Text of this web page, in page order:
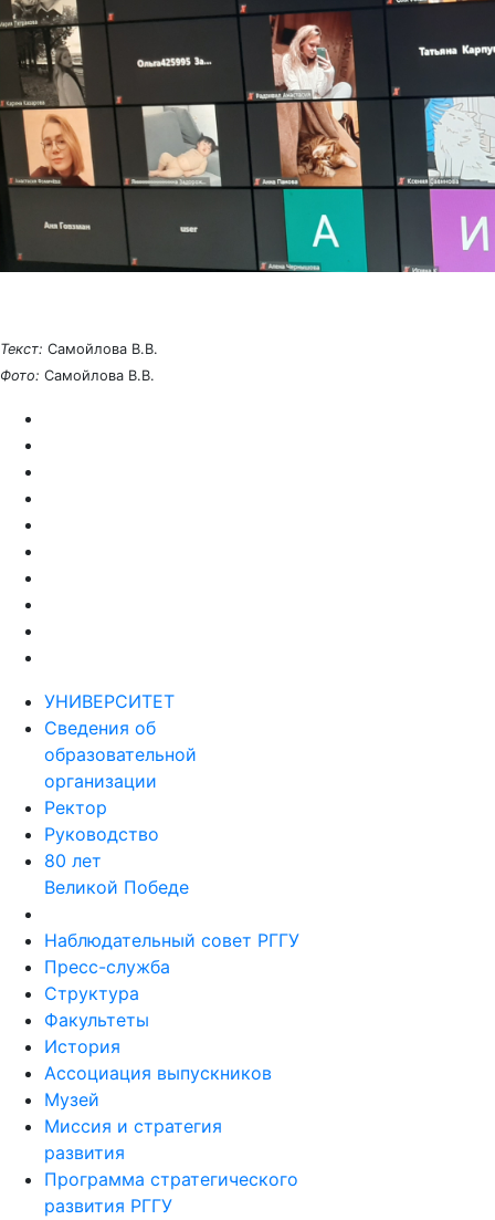
Текст: Самойлова В.В.
Фото: Самойлова В.В.
УНИВЕРСИТЕТ
Сведения об
образовательной
организации
Ректор
Руководство
80 лет
Великой Победе
Наблюдательный совет РГГУ
Пресс-служба
Структура
Факультеты
История
Ассоциация выпускников
Музей
Миссия и стратегия
развития
Программа стратегического
развития РГГУ